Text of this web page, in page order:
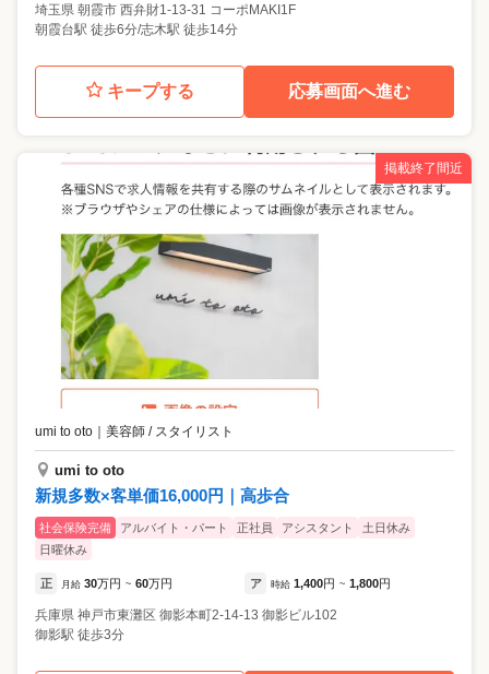
埼玉県 朝霞市 西弁財1-13-31 コーポMAKI1F
朝霞台駅 徒歩6分/志木駅 徒歩14分
キープする 応募画面へ進む
掲載終了間近
umi to oto 美容師 / スタイリスト
umi to oto
新規多数×客単価16,000円｜高歩合
社会保険完備 アルバイト・パート 正社員 アシスタント
土日休み
日曜休み
正 月給 30万円 ~ 60万円 ア 時給 1,400円 ~ 1,800円
兵庫県 神戸市東灘区 御影本町2-14-13 御影ビル102
御影駅 徒歩3分